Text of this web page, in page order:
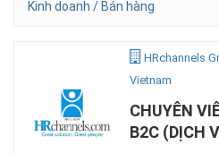
Kinh doanh / Bán hàng
HRchannels
Vietnam
CHUYÊN
B2C (DỊCH